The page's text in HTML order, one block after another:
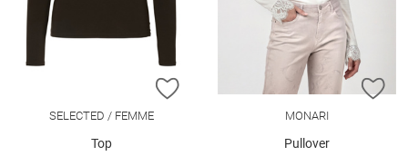
ZUR WUNSCHLISTE HINZUFÜGEN
SELECTED / FEMME
Top
MONARI
Pullover